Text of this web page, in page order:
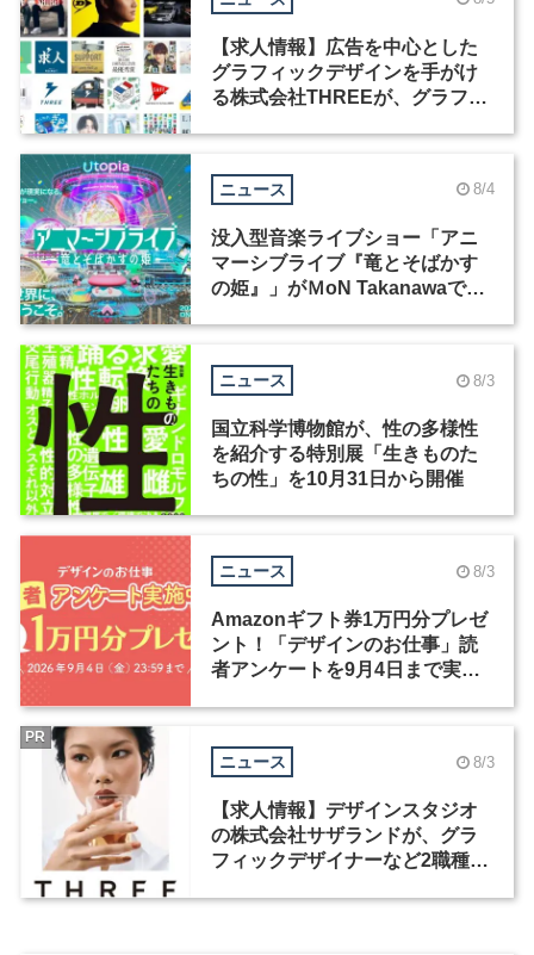
【求人情報】広告を中心とした
グラフィックデザインを手がけ
る株式会社THREEが、グラフィ
ニュース 8/4
没入型音楽ライブショー「アニ
マーシブライブ『竜とそばかす
の姫』」がＭoN Takanawaで開
ニュース 8/3
国立科学博物館が、性の多様性
を紹介する特別展「生きものた
ちの性」を10月31日から開催
ニュース 8/3
Amazonギフト券1万円分プレゼ
ント！「デザインのお仕事」読
者アンケートを9月4日まで実施
ニュース 8/3
【求人情報】デザインスタジオ
の株式会社サザランドが、グラ
フィックデザイナーなど2職種を
PR